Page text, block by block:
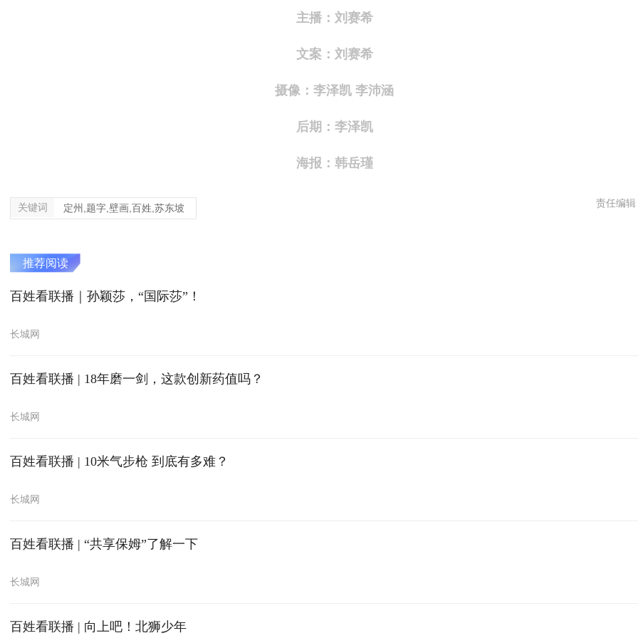
主播：刘赛希
文案：刘赛希
摄像：李泽凯 李沛涵
后期：李泽凯
海报：韩岳瑾
关键词 定州,题字,壁画,百姓,苏东坡 责任编
推荐阅读
百姓看联播｜孙颖莎，“国际莎”！
长城网
百姓看联播 | 18年磨一剑，这款创新药值吗？
长城网
百姓看联播 | 10米气步枪 到底有多难？
长城网
百姓看联播 | “共享保姆”了解一下
长城网
百姓看联播 | 向上吧！北狮少年